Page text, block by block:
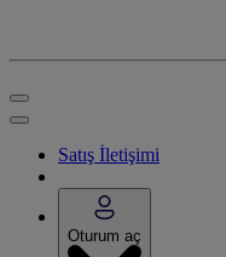
Satış İletişimi
Oturum aç